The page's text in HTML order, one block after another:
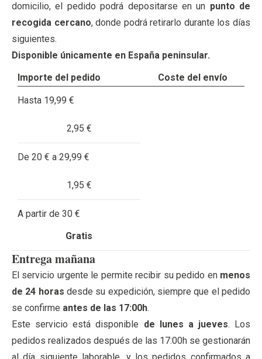
domicilio, el pedido podrá depositarse en un punto de
recogida cercano, donde podrá retirarlo durante los días
siguientes.
Disponible únicamente en España peninsular.
Importe del pedido
Coste del envío
Hasta 19,99 €
2,95 €
De 20 € a 29,99 €
1,95 €
A partir de 30 €
Gratis
Entrega mañana
El servicio urgente le permite recibir su pedido en menos
de 24 horas desde su expedición, siempre que el pedido
se confirme antes de las 17:00h.
Este servicio está disponible de lunes a jueves. Los
pedidos realizados después de las 17:00h se gestionarán